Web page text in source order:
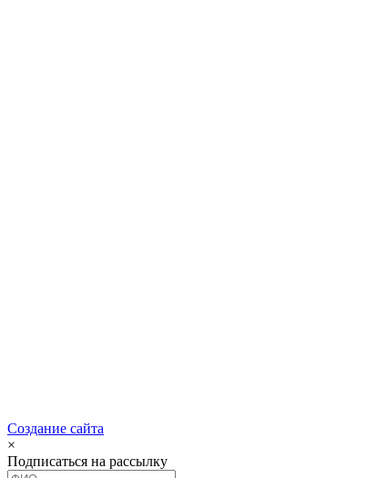
Создание сайта
×
Подписаться на рассылку